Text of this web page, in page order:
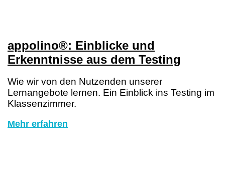
appolino®: Einblicke und
Erkenntnisse aus dem Testing
Wie wir von den Nutzenden unserer
Lernangebote lernen. Ein Einblick ins Testing im
Klassenzimmer.
Mehr erfahren